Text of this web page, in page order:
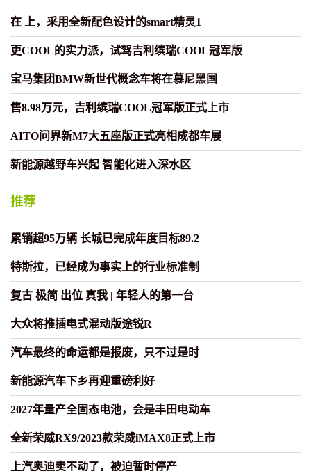
在 上，采用全新配色设计的smart精灵1
更COOL的实力派，试驾吉利缤瑞COOL冠军版
宝马集团BMW新世代概念车将在慕尼黑国
售8.98万元，吉利缤瑞COOL冠军版正式上市
AITO问界新M7大五座版正式亮相成都车展
新能源越野车兴起 智能化进入深水区
推荐
累销超95万辆 长城已完成年度目标89.2
特斯拉，已经成为事实上的行业标准制
复古 极简 出位 真我 | 年轻人的第一台
大众将推插电式混动版途锐R
汽车最终的命运都是报废，只不过是时
新能源汽车下乡再迎重磅利好
2027年量产全固态电池，会是丰田电动车
全新荣威RX9/2023款荣威iMAX8正式上市
上汽奥迪卖不动了，被迫暂时停产